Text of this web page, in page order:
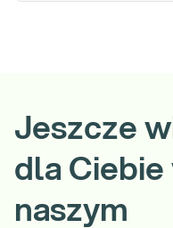
Jeszcze
dla Ciebie
naszym